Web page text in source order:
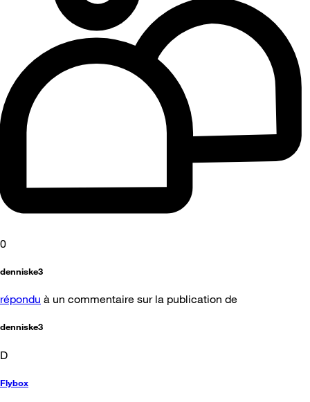
0
denniske3
répondu à un commentaire sur la publication de
denniske3
D
Flybox